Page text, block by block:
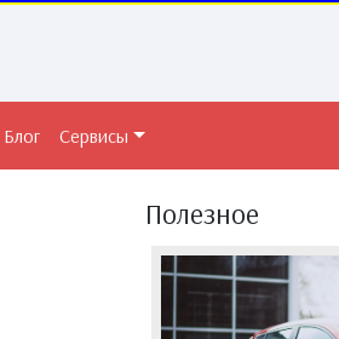
Блог Сервисы
Полезное